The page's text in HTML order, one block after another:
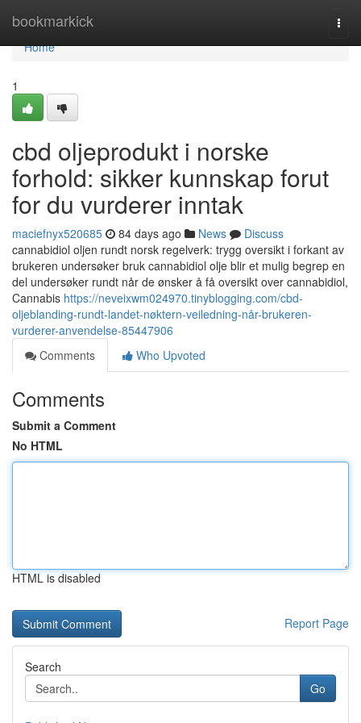
bookmarkick
Home
Home
1
cbd oljeprodukt i norske
forhold: sikker kunnskap forut
for du vurderer inntak
maciefnyx520685 84 days ago News
Discuss
cannabidiol oljen rundt norsk regelverk: trygg oversikt i forkant av
brukeren undersøker bruk cannabidiol olje blir et mulig begrep en
del undersøker rundt når de ønsker å få oversikt over cannabidiol,
Cannabis https://neveixwm024970.tinyblogging.com/cbd-
oljeblanding-rundt-landet-nøktern-veiledning-når-brukeren-
vurderer-anvendelse-85447906
Comments
Who Upvoted
Comments
Submit a Comment
No HTML
HTML is disabled
Report Page
Search
Go